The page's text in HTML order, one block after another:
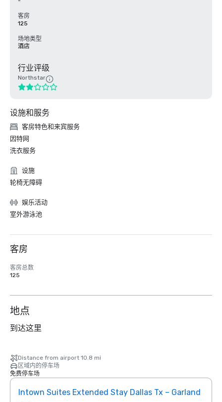
客房
125
场地类型
酒店
行业评级
Northstar
设施和服务
客房特色和来宾服务
因特网
洗衣服务
设施
轮椅无障碍
娱乐活动
室外游泳池
客房
客房总数
125
地点
到达这里
Distance from airport 10.8 mi
区域内的停车场
免费停车场
Intown Suites Extended Stay Dallas Tx – Garland